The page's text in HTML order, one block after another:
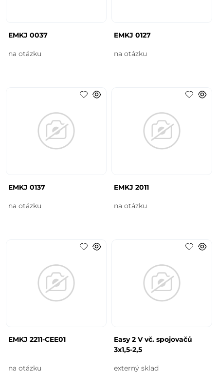
EMKJ 0037
na otázku
EMKJ 0127
na otázku
EMKJ 0137
na otázku
EMKJ 2011
na otázku
EMKJ 2211-CEE01
na otázku
Easy 2 V vč. spojovačů
3x1,5-2,5
externý sklad